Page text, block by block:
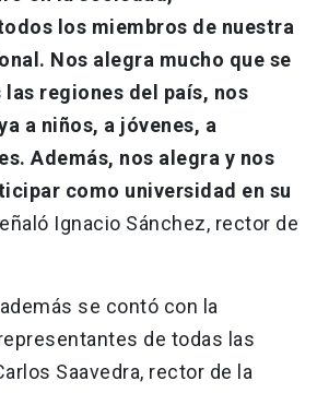
los miembros de nuestra
Nos alegra mucho que se
las regiones del país, nos
a niños, a jóvenes, a
Además, nos alegra y nos
como universidad en su
Ignacio Sánchez, rector de
se contó con la
de todas las
Saavedra, rector de la